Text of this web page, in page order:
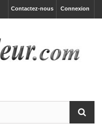
Connexion
Contactez-nous